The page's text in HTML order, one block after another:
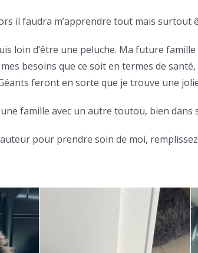
il faudra m’apprendre tout mais surtout
loin d’être une peluche. Ma future
besoins que ce soit en termes de
feront en sorte que je trouve une
une famille avec un autre toutou, bien
pour prendre soin de moi,